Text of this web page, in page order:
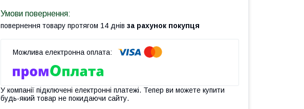
повернення товару протягом 14 днів за рахунок покупця
У компанії підключені електронні платежі. Тепер ви можете купити
будь-який товар не покидаючи сайту.